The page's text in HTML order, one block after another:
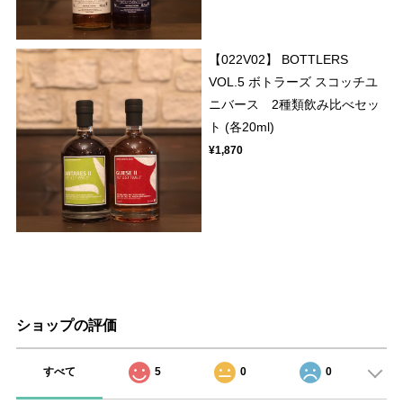
【022V02】 BOTTLERS
VOL.5 ボトラーズ スコッチユ
ニバース 2種類飲み比べセッ
ト (各20ml)
¥1,870
ショップの評価
すべて 5 0 0